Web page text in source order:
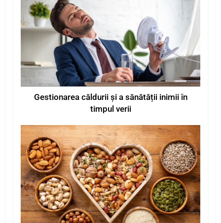
Gestionarea căldurii și a sănătății inimii în
timpul verii